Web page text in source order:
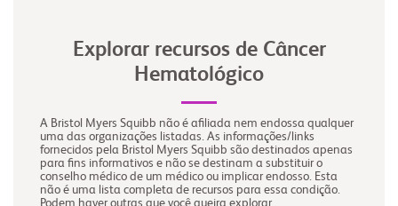
Explorar recursos de Câncer
Hematológico
A Bristol Myers Squibb não é afiliada nem endossa qualquer
uma das organizações listadas. As informações/links
fornecidos pela Bristol Myers Squibb são destinados apenas
para fins informativos e não se destinam a substituir o
conselho médico de um médico ou implicar endosso. Esta
não é uma lista completa de recursos para essa condição.
Podem haver outras que você queira explorar.